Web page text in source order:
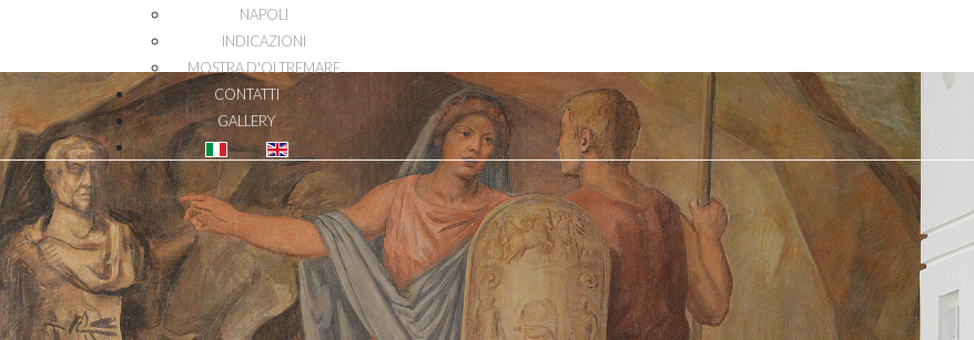
NAPOLI
INDICAZIONI
MOSTRA D'OLTREMARE
CONTATTI
GALLERY
Seleziona la tua lingua